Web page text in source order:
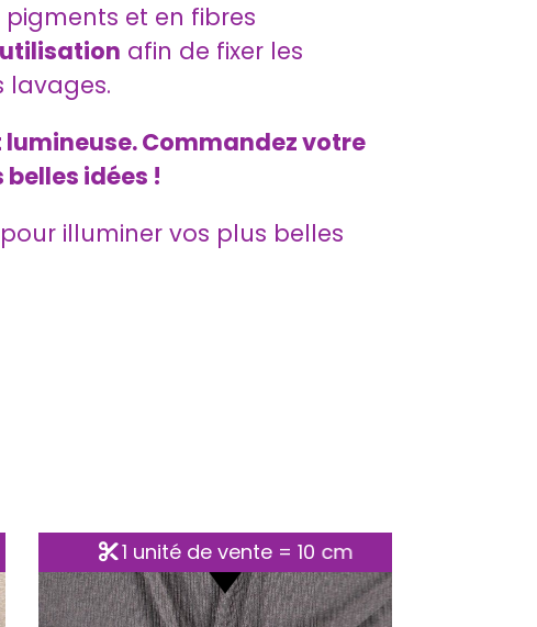
et en fibres
afin de fixer les
lavages.
Commandez votre
idées !
illuminer vos plus belles
1 unité de vente = 10 cm